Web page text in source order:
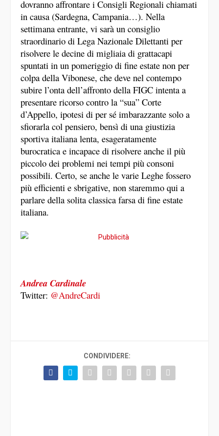
dovranno affrontare i Consigli Regionali chiamati
in causa (Sardegna, Campania…). Nella
settimana entrante, vi sarà un consiglio
straordinario di Lega Nazionale Dilettanti per
risolvere le decine di migliaia di grattacapi
spuntati in un pomeriggio di fine estate non per
colpa della Vibonese, che deve nel contempo
subire l’onta dell’affronto della FIGC intenta a
presentare ricorso contro la “sua” Corte
d’Appello, ipotesi di per sé imbarazzante solo a
sfiorarla col pensiero, bensì di una giustizia
sportiva italiana lenta, esageratamente
burocratica e incapace di risolvere anche il più
piccolo dei problemi nei tempi più consoni
possibili. Certo, se anche le varie Leghe fossero
più efficienti e sbrigative, non staremmo qui a
parlare della solita classica farsa di fine estate
italiana.
Andrea Cardinale
Twitter: @AndreCardi
CONDIVIDERE: